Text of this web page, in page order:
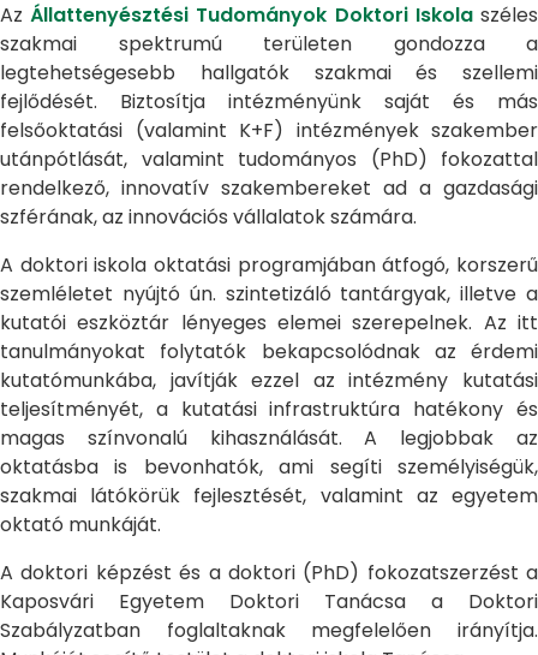
AzÁllattenyésztési Tudományok Doktori Iskolaszéles
szakmai spektrumú területen gondozza a
legtehetségesebb hallgatók szakmai és szellemi
fejlődését. Biztosítja intézményünk saját és más
felsőoktatási (valamint K+F) intézmények szakember
utánpótlását, valamint tudományos (PhD) fokozattal
rendelkező, innovatív szakembereket ad a gazdasági
szférának, az innovációs vállalatok számára.
A doktori iskola oktatási programjában átfogó, korszerű
szemléletet nyújtó ún. szintetizáló tantárgyak, illetve a
kutatói eszköztár lényeges elemei szerepelnek. Az itt
tanulmányokat folytatók bekapcsolódnak az érdemi
kutatómunkába, javítják ezzel az intézmény kutatási
teljesítményét, a kutatási infrastruktúra hatékony és
magas színvonalú kihasználását. A legjobbak az
oktatásba is bevonhatók, ami segíti személyiségük,
szakmai látókörük fejlesztését, valamint az egyetem
oktató munkáját.
A doktori képzést és a doktori (PhD) fokozatszerzést a
Kaposvári Egyetem Doktori Tanácsa a Doktori
Szabályzatban foglaltaknak megfelelően irányítja.